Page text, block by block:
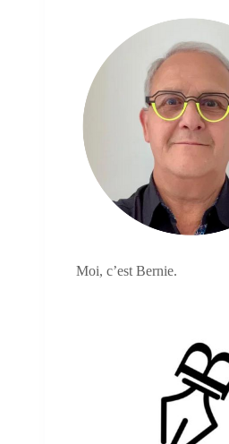
Moi, c’est Bernie.